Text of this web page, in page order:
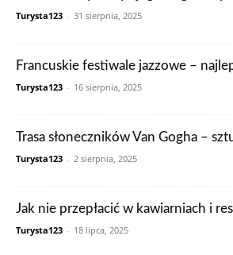
Turysta123 - 31 sierpnia, 2025
Francuskie festiwale jazzowe –
Turysta123 - 16 sierpnia, 2025
Trasa słoneczników Van Gogha –
Turysta123 - 2 sierpnia, 2025
Jak nie przepłacić w kawiarniach i
Turysta123 - 18 lipca, 2025